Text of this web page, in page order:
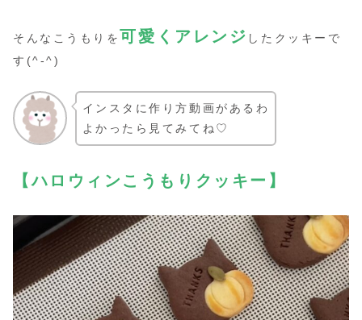
そんなこうもりを 可愛くアレンジ したクッキーで
す(^-^)
インスタに作り方動画があるわ
よかったら見てみてね♡
【ハロウィンこうもりクッキー】